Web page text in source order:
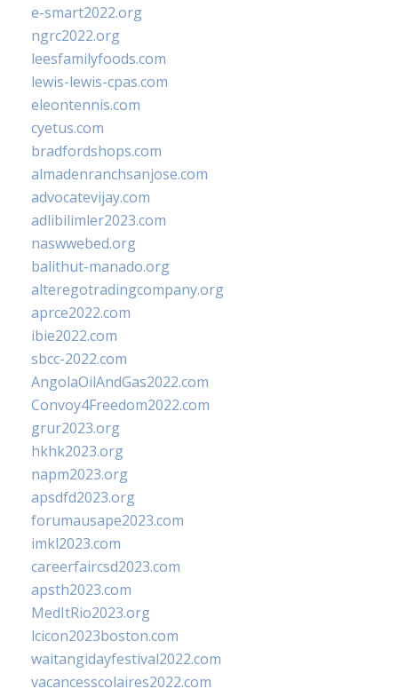
e-smart2022.org
ngrc2022.org
leesfamilyfoods.com
lewis-lewis-cpas.com
eleontennis.com
cyetus.com
bradfordshops.com
almadenranchsanjose.com
advocatevijay.com
adlibilimler2023.com
naswwebed.org
balithut-manado.org
alteregotradingcompany.org
aprce2022.com
ibie2022.com
sbcc-2022.com
AngolaOilAndGas2022.com
Convoy4Freedom2022.com
grur2023.org
hkhk2023.org
napm2023.org
apsdfd2023.org
forumausape2023.com
imkl2023.com
careerfaircsd2023.com
apsth2023.com
MedItRio2023.org
lcicon2023boston.com
waitangidayfestival2022.com
vacancesscolaires2022.com